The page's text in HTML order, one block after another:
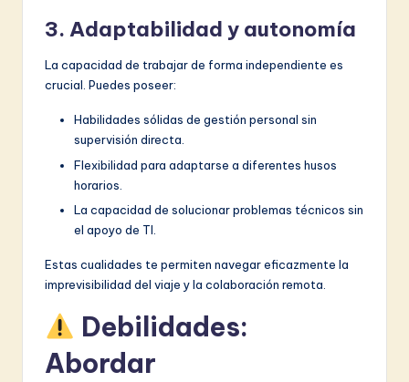
3. Adaptabilidad y autonomía
La capacidad de trabajar de forma independiente es
crucial. Puedes poseer:
Habilidades sólidas de gestión personal sin
supervisión directa.
Flexibilidad para adaptarse a diferentes husos
horarios.
La capacidad de solucionar problemas técnicos sin
el apoyo de TI.
Estas cualidades te permiten navegar eficazmente la
imprevisibilidad del viaje y la colaboración remota.
Debilidades:
Abordar